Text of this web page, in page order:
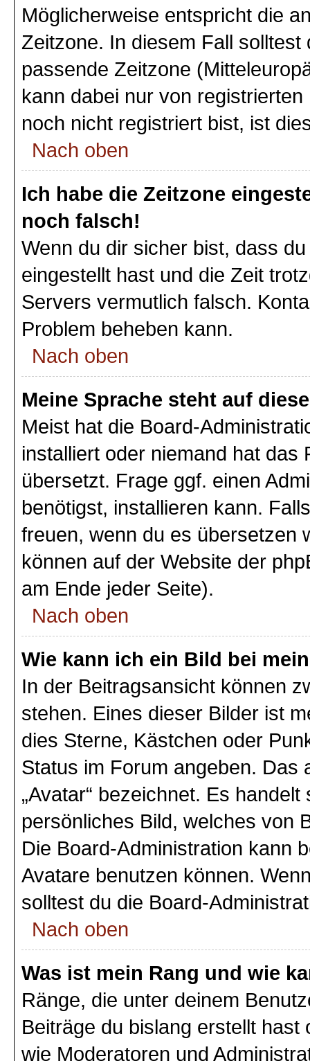
Möglicherweise entspricht die
Zeitzone. In diesem Fall solltest
passende Zeitzone
kann dabei nur von
noch nicht registriert bist, ist
Nach oben
Ich habe die Zeitzone
noch falsch!
Wenn du dir sicher bist, dass
eingestellt hast und die Zeit
Servers vermutlich falsch.
Problem beheben kann.
Nach oben
Meine Sprache steht auf
Meist hat die Board-
installiert oder niemand hat das
übersetzt. Frage ggf. einen
benötigst, installieren kann.
freuen, wenn du es übersetzen
können auf der Website der
am Ende jeder Seite).
Nach oben
Wie kann ich ein Bild bei
In der Beitragsansicht können
stehen. Eines dieser Bilder ist
dies Sterne, Kästchen oder
Status im Forum angeben. Das
„Avatar“ bezeichnet. Es
persönliches Bild, welches von
Die Board-Administration kann
Avatare benutzen können.
solltest du die Board-
Nach oben
Was ist mein Rang und wie
Ränge, die unter deinem
Beiträge du bislang erstellt
wie Moderatoren und